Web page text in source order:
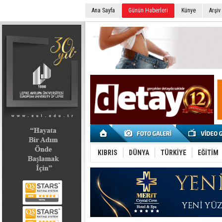
Ana Sayfa Günün Haberleri Künye Arşiv
KIBRIS DÜNYA TÜRKİYE EĞİTİM